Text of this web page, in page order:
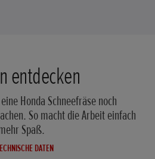
entdecken
Honda Schneefräse noch
So macht die Arbeit einfach
Spaß.
DATEN